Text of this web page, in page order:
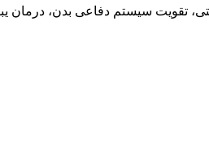
تقویت سیستم دفاعی بدن، درمان